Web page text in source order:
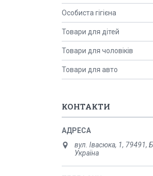
Особиста гігієна
Товари для дітей
Товари для чоловіків
Товари для авто
КОНТАКТИ
вул. Івасюка, 1, 79491,
Україна